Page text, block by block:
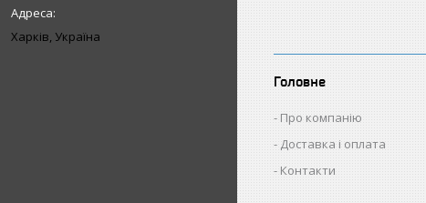
Харків, Україна
Головне
Про компанію
Доставка і оплата
Контакти